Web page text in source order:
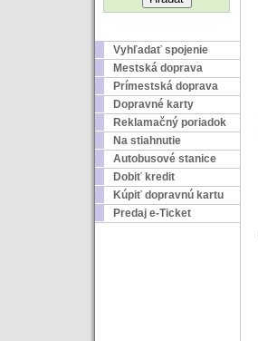
Vyhľadať spojenie
Mestská doprava
Prímestská doprava
Dopravné karty
Reklamačný poriadok
Na stiahnutie
Autobusové stanice
Dobiť kredit
Kúpiť dopravnú kartu
Predaj e-Ticket